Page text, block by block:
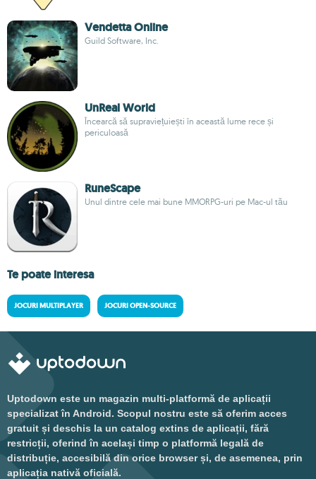
Vendetta Online
Guild Software, Inc.
UnReal World
Încearcă să supraviețuiești în această lume rece și
periculoasă
RuneScape
Unul dintre cele mai bune MMORPG-uri pe Mac-ul tău
Te poate interesa
JOCURI MULTIPLAYER JOCURI OPEN-SOURCE
Uptodown este un magazin multi-platformă de aplicații
specializat în Android. Scopul nostru este să oferim acces
gratuit și deschis la un catalog extins de aplicații, fără
restricții, oferind în același timp o platformă legală de
distribuție, accesibilă din orice browser și, de asemenea, prin
aplicația nativă oficială.